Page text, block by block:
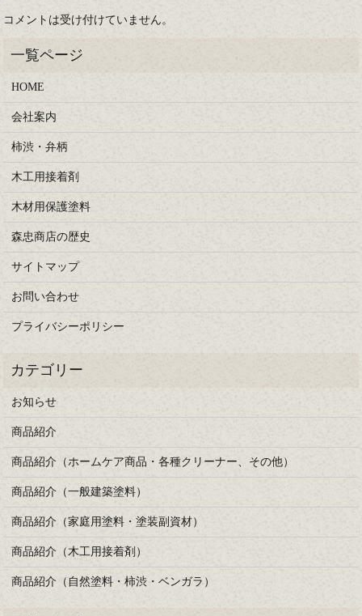
コメントは受け付けていません。
HOME
会社案内
柿渋・弁柄
木工用接着剤
木材用保護塗料
森忠商店の歴史
サイトマップ
お問い合わせ
プライバシーポリシー
お知らせ
商品紹介
商品紹介（ホームケア商品・各種クリーナー、その他）
商品紹介（一般建築塗料）
商品紹介（家庭用塗料・塗装副資材）
商品紹介（木工用接着剤）
商品紹介（自然塗料・柿渋・ベンガラ）